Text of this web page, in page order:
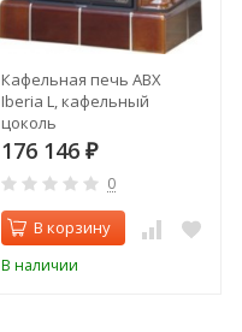
Кафельная печь ABX
Iberia L, кафельный
цоколь
176 146 ₽
0
В корзину
В наличии